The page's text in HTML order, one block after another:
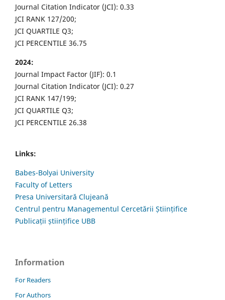
Journal Citation Indicator (JCI): 0.33
JCI RANK 127/200;
JCI QUARTILE Q3;
JCI PERCENTILE 36.75
2024:
Journal Impact Factor (JIF): 0.1
Journal Citation Indicator (JCI): 0.27
JCI RANK 147/199;
JCI QUARTILE Q3;
JCI PERCENTILE 26.38
Links:
Babes-Bolyai University
Faculty of Letters
Presa Universitară Clujeană
Centrul pentru Managementul Cercetării Științifice
Publicații științifice UBB
Information
For Readers
For Authors